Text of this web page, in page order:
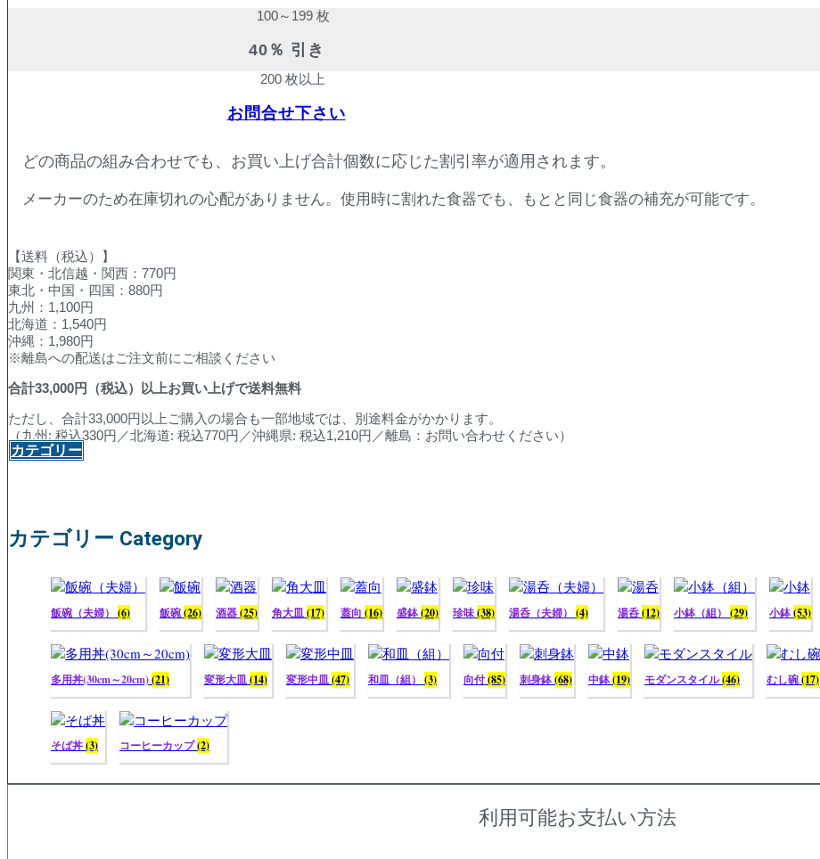
100～199 枚
40％ 引き
200 枚以上
お問合せ下さい
どの商品の組み合わせでも、お買い上げ合計個数に応じた割引率が適用されます。
メーカーのため在庫切れの心配がありません。使用時に割れた食器でも、もとと同じ食器の補充が可能です。
【送料（税込）】
関東・北信越・関西：770円
東北・中国・四国：880円
九州：1,100円
北海道：1,540円
沖縄：1,980円
※離島への配送はご注文前にご相談ください
合計33,000円（税込）以上お買い上げで送料無料
ただし、合計33,000円以上ご購入の場合も一部地域では、別途料金がかかります。
（九州: 税込330円／北海道: 税込770円／沖縄県: 税込1,210円／離島：お問い合わせください）
カテゴリー
カテゴリー Category
飯碗（夫婦） (6) 飯碗(26) 酒器(25) 角大皿(17) 蓋向 (16) 盛鉢(20) 珍味(38) 湯呑（夫婦） (4) 湯呑(12) 小鉢（組） (29) 小鉢(53)
多用丼(30cm～20cm)(21) 変形大皿(14) 変形中皿(47) 和皿（組） (3) 向付(85) 刺身鉢(68) 中鉢(19) モダンスタイル(46) むし碗(17)
そば丼(3) コーヒーカップ(2)
利用可能お支払い方法